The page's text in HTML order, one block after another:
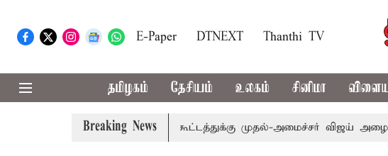
E-Paper DTNEXT Thanthi TV
தமிழகம் தேசியம் உலகம் சினிமா
Breaking News
விவகாரம்: எம்.பி.க்கள் கூட்டத்துக்கு முதல்-அமைச்சர் விஜய் அழைப்பு